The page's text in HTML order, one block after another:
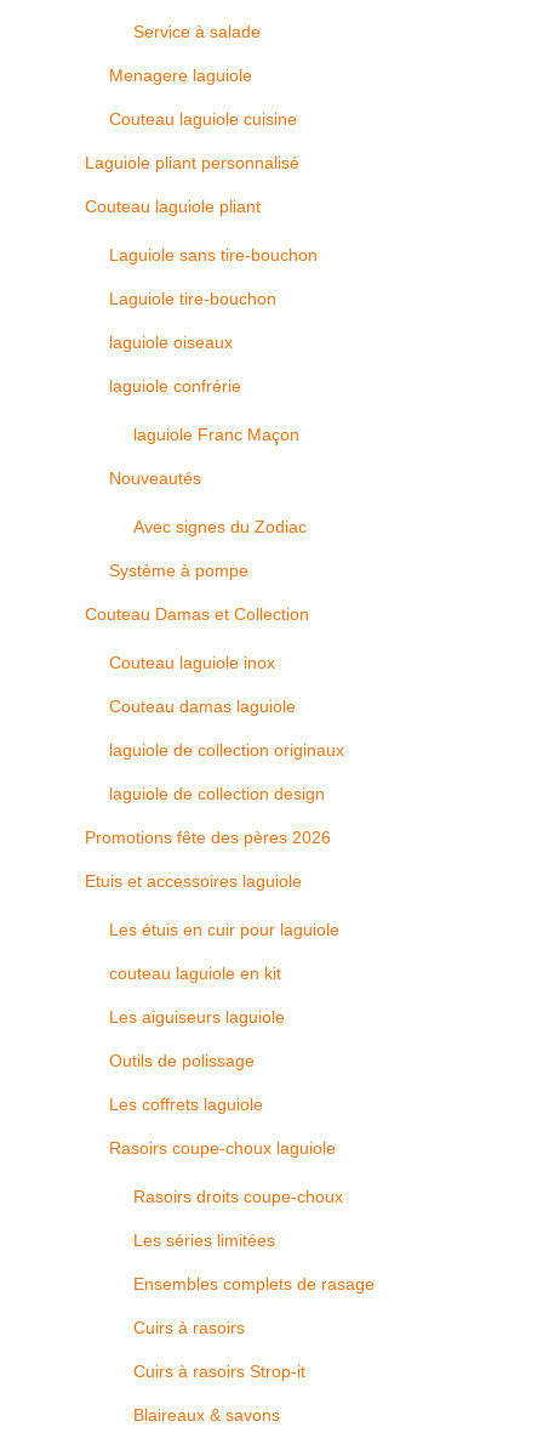
Service à salade
Menagere laguiole
Couteau laguiole cuisine
Laguiole pliant personnalisé
Couteau laguiole pliant
Laguiole sans tire-bouchon
Laguiole tire-bouchon
laguiole oiseaux
laguiole confrérie
laguiole Franc Maçon
Nouveautés
Avec signes du Zodiac
Système à pompe
Couteau Damas et Collection
Couteau laguiole inox
Couteau damas laguiole
laguiole de collection originaux
laguiole de collection design
Promotions fête des pères 2026
Etuis et accessoires laguiole
Les étuis en cuir pour laguiole
couteau laguiole en kit
Les aiguiseurs laguiole
Outils de polissage
Les coffrets laguiole
Rasoirs coupe-choux laguiole
Rasoirs droits coupe-choux
Les séries limitées
Ensembles complets de rasage
Cuirs à rasoirs
Cuirs à rasoirs Strop-it
Blaireaux & savons